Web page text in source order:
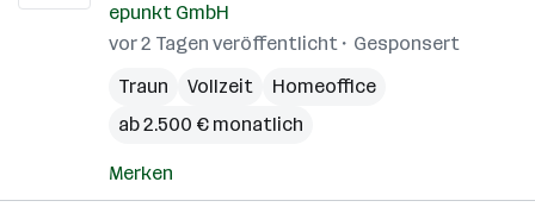
epunkt GmbH
vor 2 Tagen veröffentlicht
Gesponsert
Traun
Vollzeit
Homeoffice
ab 2.500 € monatlich
Merken